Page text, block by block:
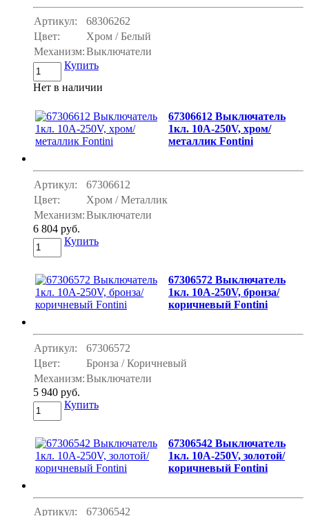
Артикул:
68306262
Цвет:
Хром / Белый
Механизм:Выключатели
Купить
Нет в наличии
67306612 Выключатель
1кл. 10A-250V, хром/
металлик Fontini
Артикул:
67306612
Цвет:
Хром / Металлик
Механизм:Выключатели
6 804 руб.
Купить
67306572 Выключатель
1кл. 10A-250V, бронза/
коричневый Fontini
Артикул:
67306572
Цвет:
Бронза / Коричневый
Механизм:Выключатели
5 940 руб.
Купить
67306542 Выключатель
1кл. 10A-250V, золотой/
коричневый Fontini
Артикул: 67306542